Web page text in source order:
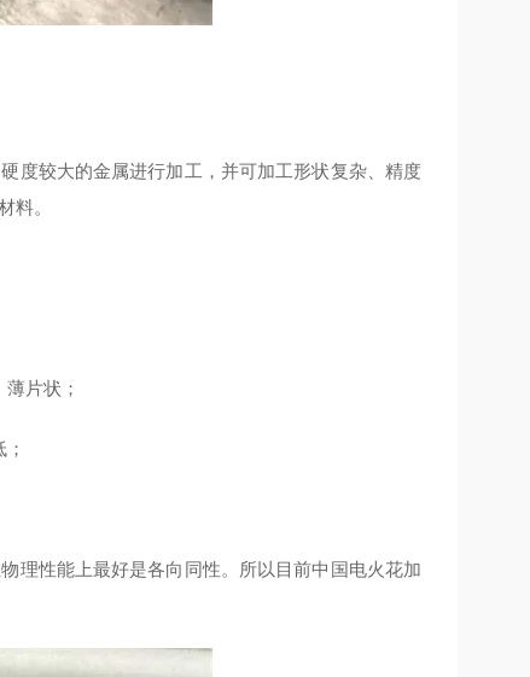
度较大的金属进行加工，并可加工形状复杂、精度
料。
片状；
理性能上最好是各向同性。所以目前中国电火花加